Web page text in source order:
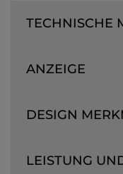
TECHNISCHE
ANZEIGE
DESIGN
LEISTUNG